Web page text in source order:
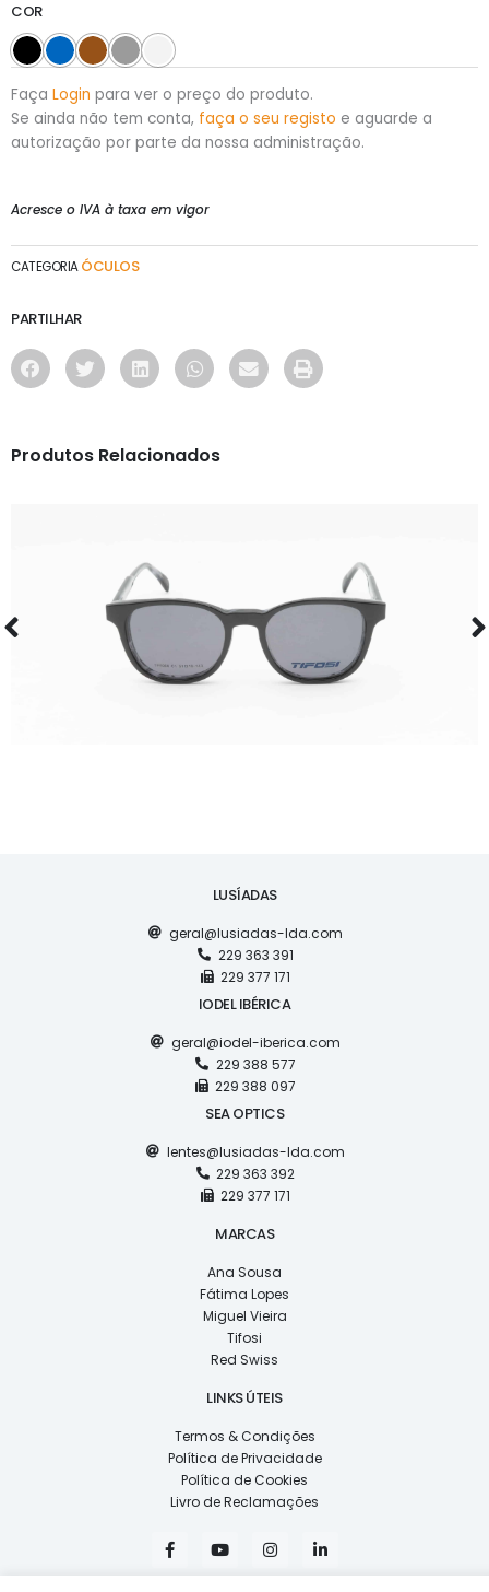
COR
Faça Login para ver o preço do produto.
Se ainda não tem conta, faça o seu registo e aguarde a
autorização por parte da nossa administração.
Acresce o IVA à taxa em vigor
CATEGORIA ÓCULOS
PARTILHAR
Produtos Relacionados
TF5968
LUSÍADAS
geral@lusiadas-lda.com
229 363 391
229 377 171
IODEL IBÉRICA
geral@iodel-iberica.com
229 388 577
229 388 097
SEA OPTICS
lentes@lusiadas-lda.com
229 363 392
229 377 171
MARCAS
Ana Sousa
Fátima Lopes
Miguel Vieira
Tifosi
Red Swiss
LINKS ÚTEIS
Termos & Condições
Política de Privacidade
Política de Cookies
Livro de Reclamações
F
a
c
Y
o
u
I
n
s
i
n